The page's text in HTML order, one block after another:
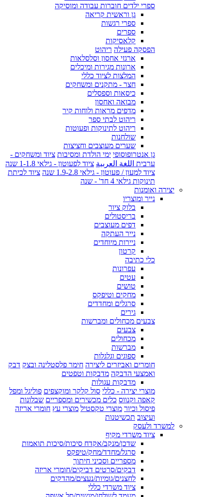
ספרי ילדים חוברות עבודה ומוסיקה
גן וראשית קריאה
ספרי רגשות
ספרים
קלאסיקות
הפסקה פעילה ריהוט
ארגזי אחסון וסלסלאות
ארונות מגירות ומיכלים
המלצות לציוד כללי
חצר - מתקנים ומשחקים
כיסאות וספסלים
מבואה ואחסון
מדפים מראות ולוחות קיר
ריהוט לבתי ספר
ריהוט לתינוקות ופעוטות
שולחנות
שערים מעוצבים וחציצות
גן אנטרופוסופי ימי הולדת ומסיבות ציוד ומשחקים -
ערבית اللغة العربية ציוד לפעוטון - גילאי 1-1.8 שנה
ציוד למעון / פעוטון - גילאי 1.9-2.8 שנה
ציוד לכיתת
תינוקות גילאי 4 חד' - שנה
יצירה ואומנות
נייר ומוצריו
בלוק ציור
בריסטולים
דפים מעוצבים
נייר העתקה
ניירות מיוחדים
קרטון
כלי כתיבה
עפרונות
עטים
טושים
מחקים וטיפקס
סרגלים ומחדדים
גירים
צבעים מכחולים ומברשות
צבעים
מכחולים
מברשות
ספוגים וגלגלות
חומרים ואביזרים ליצירה חימר פלסטלינה ובצק דבק
ואמצעי הדבקה מדבקות וטפטים
מדבקות עגולות
מוצרי יצירה - כללי סול קלקר ומוקצפים פוליגל ומפל
קאפה וקנווס כלים מכשירים ומספריים שבלונות
פיסול וכיור מוצרי טקסטיל מוצרי עץ חומרי אריזה
ועיצוב תכשיטנות
למשרד ולעסק
ציוד משרדי מקיף
שדכן/מנקב/אקדח סיכות/סיכות תואמות
סרגל/מחדד/מחק/טיפקס
מספריים וסכיני חיתוך
דבקים/סרטים דביקים/חומרי אריזה
לחצנים/גומיות/נעצים/מהדקים
ציוד משרדי כללי